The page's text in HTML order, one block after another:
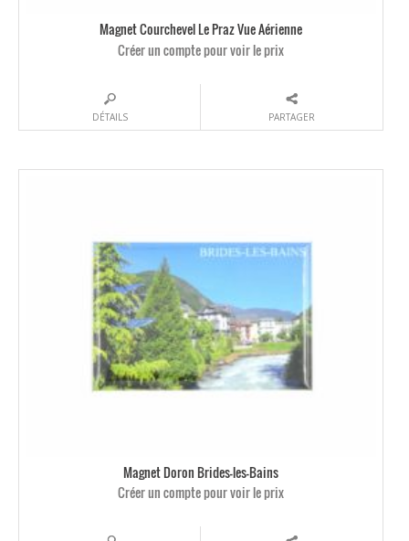
Magnet Courchevel Le Praz Vue Aérienne
Créer un compte pour voir le prix
DÉTAILS PARTAGER
Magnet Doron Brides-les-Bains
Créer un compte pour voir le prix